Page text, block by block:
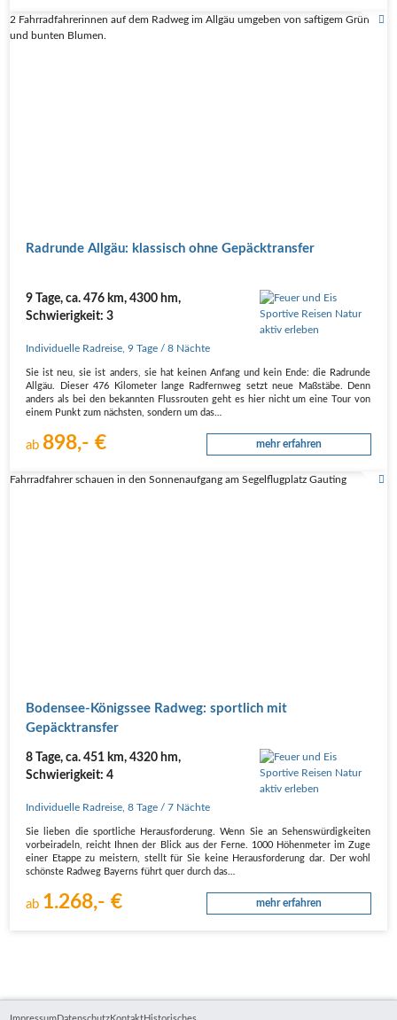
2 Fahrradfahrerinnen auf dem Radweg im Allgäu umgeben von saftigem Grün
und bunten Blumen.
Rad­run­de All­gäu: klas­sisch ohne Gepäcktransfer
9 Tage, ca. 476 km, 4300 hm,
Schwierigkeit: 3
Individuelle Radreise ,9 Tage / 8 Nächte
Sie ist neu, sie ist anders, sie hat kei­nen Anfang und kein Ende: die Rad­run­de
All­gäu. Die­ser 476 Kilo­me­ter lan­ge Rad­fern­weg setzt neue Maß­stä­be. Denn
anders als bei den bekann­ten Fluss­rou­ten geht es hier nicht um eine Tour von
einem Punkt zum nächs­ten, son­dern um das…
ab 898,- € mehr erfahren
Fahrradfahrer schauen in den Sonnenaufgang am Segelflugplatz Gauting
Boden­see-Königs­see Rad­weg: sport­lich mit
Gepäcktransfer
8 Tage, ca. 451 km, 4320 hm,
Schwierigkeit: 4
Individuelle Radreise ,8 Tage / 7 Nächte
Sie lie­ben die sport­li­che Her­aus­for­de­rung. Wenn Sie an Sehens­wür­dig­kei­ten
vor­bei­ra­deln, reicht Ihnen der Blick aus der Fer­ne. 1000 Höhen­me­ter im Zuge
einer Etap­pe zu meis­tern, stellt für Sie kei­ne Her­aus­for­de­rung dar. Der wohl
schöns­te Rad­weg Bay­erns führt quer durch das…
ab 1.268,- € mehr erfahren